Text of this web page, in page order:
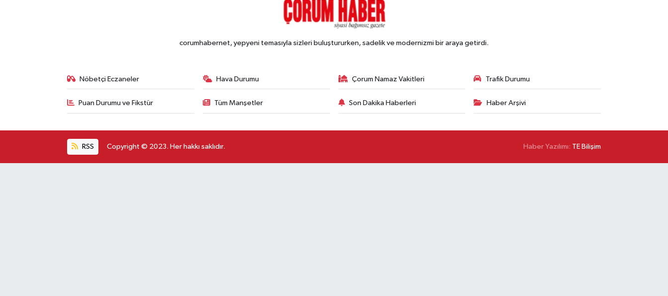
corumhabernet, yepyeni temasıyla sizleri buluştururken, sadelik ve modernizmi bir araya getirdi.
Nöbetçi Eczaneler Hava Durumu Çorum Namaz Vakitleri Trafik Durumu
Puan Durumu ve Fikstür Tüm Manşetler Son Dakika Haberleri Haber Arşivi
RSS Copyright © 2023. Her hakkı saklıdır. Haber Yazılımı: TE Bilişim